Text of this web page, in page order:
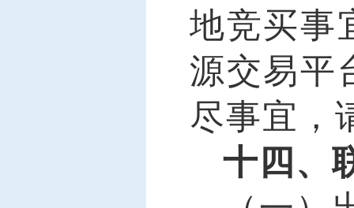
地竞买事
源交易平
尽事宜，
十四、